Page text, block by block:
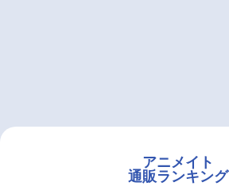
アニメイト
通販ランキング